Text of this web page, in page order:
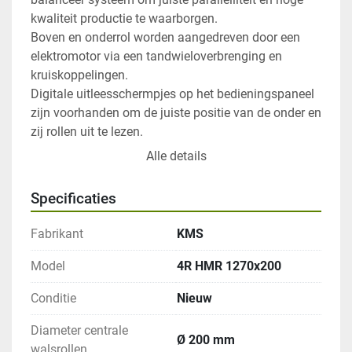
kwaliteit productie te waarborgen.
Boven en onderrol worden aangedreven door een
elektromotor via een tandwieloverbrenging en
kruiskoppelingen.
Digitale uitleesschermpjes op het bedieningspaneel
zijn voorhanden om de juiste positie van de onder en
zij rollen uit te lezen.
Hydraulisch wegklapbaar eindstuk om
bedieningspaneel.
Zwaar gelast stalen frame, spanningsarm gemaakt.
van hoogwaardig staal, warmte behandeld en
onderworpen aan niet-destructieve
structuurcontroles.
Mogelijkheid voor conisch walsen.
Hydraulische elementen: Motor en pomp,
Alle details
Specificaties
Fabrikant KMS
Model 4R HMR 1270x200
Conditie Nieuw
Diameter centrale
Ø 200 mm